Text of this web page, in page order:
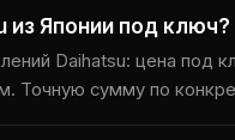
из Японии под ключ?
Daihatsu: цена под
Точную сумму по